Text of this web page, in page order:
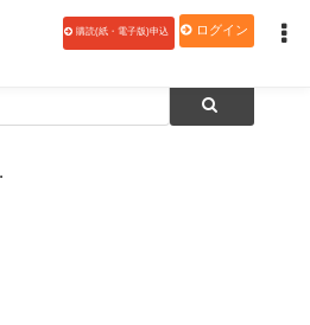
購読(紙・電子版)申込 ログイン
海道新幹線に「ビジネスルーム」試験導入